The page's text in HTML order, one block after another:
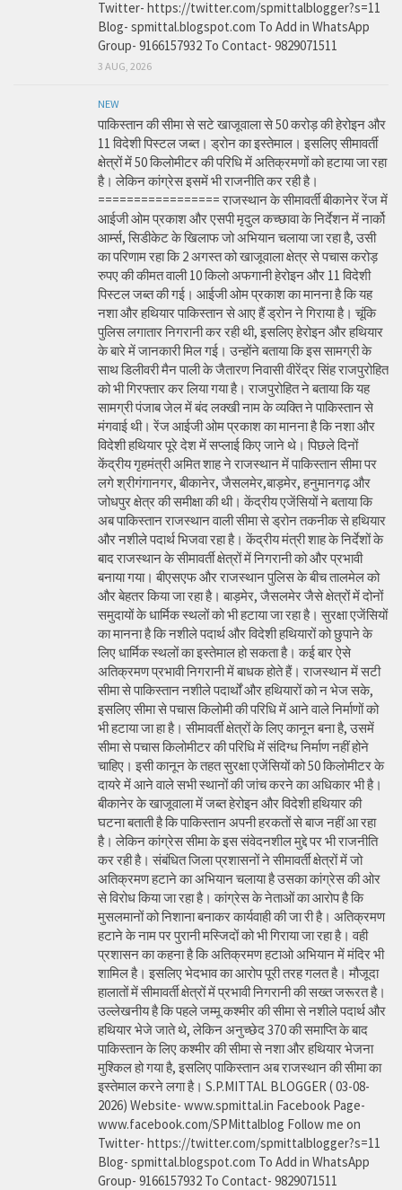
Twitter- https://twitter.com/spmittalblogger?s=11
Blog- spmittal.blogspot.com To Add in WhatsApp
Group- 9166157932 To Contact- 9829071511
3 AUG, 2026
NEW
पाकिस्तान की सीमा से सटे खाजूवाला से 50 करोड़ की हेरोइन और
11 विदेशी पिस्टल जब्त। ड्रोन का इस्तेमाल। इसलिए सीमावर्ती
क्षेत्रों में 50 किलोमीटर की परिधि में अतिक्रमणों को हटाया जा रहा
है। लेकिन कांग्रेस इसमें भी राजनीति कर रही है।
================= राजस्थान के सीमावर्ती बीकानेर रेंज में
आईजी ओम प्रकाश और एसपी मृदुल कच्छावा के निर्देशन में नार्को
आर्म्स, सिडीकेट के खिलाफ जो अभियान चलाया जा रहा है, उसी
का परिणाम रहा कि 2 अगस्त को खाजूवाला क्षेत्र से पचास करोड़
रुपए की कीमत वाली 10 किलो अफगानी हेरोइन और 11 विदेशी
पिस्टल जब्त की गई। आईजी ओम प्रकाश का मानना है कि यह
नशा और हथियार पाकिस्तान से आए हैं ड्रोन ने गिराया है। चूंकि
पुलिस लगातार निगरानी कर रही थी, इसलिए हेरोइन और हथियार
के बारे में जानकारी मिल गई। उन्होंने बताया कि इस सामग्री के
साथ डिलीवरी मैन पाली के जैतारण निवासी वीरेंद्र सिंह राजपुरोहित
को भी गिरफ्तार कर लिया गया है। राजपुरोहित ने बताया कि यह
सामग्री पंजाब जेल में बंद लक्खी नाम के व्यक्ति ने पाकिस्तान से
मंगवाई थी। रेंज आईजी ओम प्रकाश का मानना है कि नशा और
विदेशी हथियार पूरे देश में सप्लाई किए जाने थे। पिछले दिनों
केंद्रीय गृहमंत्री अमित शाह ने राजस्थान में पाकिस्तान सीमा पर
लगे श्रीगंगानगर, बीकानेर, जैसलमेर,बाड़मेर, हनुमानगढ़ और
जोधपुर क्षेत्र की समीक्षा की थी। केंद्रीय एजेंसियों ने बताया कि
अब पाकिस्तान राजस्थान वाली सीमा से ड्रोन तकनीक से हथियार
और नशीले पदार्थ भिजवा रहा है। केंद्रीय मंत्री शाह के निर्देशों के
बाद राजस्थान के सीमावर्ती क्षेत्रों में निगरानी को और प्रभावी
बनाया गया। बीएसएफ और राजस्थान पुलिस के बीच तालमेल को
और बेहतर किया जा रहा है। बाड़मेर, जैसलमेर जैसे क्षेत्रों में दोनों
समुदायों के धार्मिक स्थलों को भी हटाया जा रहा है। सुरक्षा एजेंसियों
का मानना है कि नशीले पदार्थ और विदेशी हथियारों को छुपाने के
लिए धार्मिक स्थलों का इस्तेमाल हो सकता है। कई बार ऐसे
अतिक्रमण प्रभावी निगरानी में बाधक होते हैं। राजस्थान में सटी
सीमा से पाकिस्तान नशीले पदार्थों और हथियारों को न भेज सके,
इसलिए सीमा से पचास किलोमी की परिधि में आने वाले निर्माणों को
भी हटाया जा हा है। सीमावर्ती क्षेत्रों के लिए कानून बना है, उसमें
सीमा से पचास किलोमीटर की परिधि में संदिग्ध निर्माण नहीं होने
चाहिए। इसी कानून के तहत सुरक्षा एजेंसियों को 50 किलोमीटर के
दायरे में आने वाले सभी स्थानों की जांच करने का अधिकार भी है।
बीकानेर के खाजूवाला में जब्त हेरोइन और विदेशी हथियार की
घटना बताती है कि पाकिस्तान अपनी हरकतों से बाज नहीं आ रहा
है। लेकिन कांग्रेस सीमा के इस संवेदनशील मुद्दे पर भी राजनीति
कर रही है। संबंधित जिला प्रशासनों ने सीमावर्ती क्षेत्रों में जो
अतिक्रमण हटाने का अभियान चलाया है उसका कांग्रेस की ओर
से विरोध किया जा रहा है। कांग्रेस के नेताओं का आरोप है कि
मुसलमानों को निशाना बनाकर कार्यवाही की जा री है। अतिक्रमण
हटाने के नाम पर पुरानी मस्जिदों को भी गिराया जा रहा है। वही
प्रशासन का कहना है कि अतिक्रमण हटाओ अभियान में मंदिर भी
शामिल है। इसलिए भेदभाव का आरोप पूरी तरह गलत है। मौजूदा
हालातों में सीमावर्ती क्षेत्रों में प्रभावी निगरानी की सख्त जरूरत है।
उल्लेखनीय है कि पहले जम्मू कश्मीर की सीमा से नशीले पदार्थ और
हथियार भेजे जाते थे, लेकिन अनुच्छेद 370 की समाप्ति के बाद
पाकिस्तान के लिए कश्मीर की सीमा से नशा और हथियार भेजना
मुश्किल हो गया है, इसलिए पाकिस्तान अब राजस्थान की सीमा का
इस्तेमाल करने लगा है। S.P.MITTAL BLOGGER ( 03-08-
2026) Website- www.spmittal.in Facebook Page-
www.facebook.com/SPMittalblog Follow me on
Twitter- https://twitter.com/spmittalblogger?s=11
Blog- spmittal.blogspot.com To Add in WhatsApp
Group- 9166157932 To Contact- 9829071511